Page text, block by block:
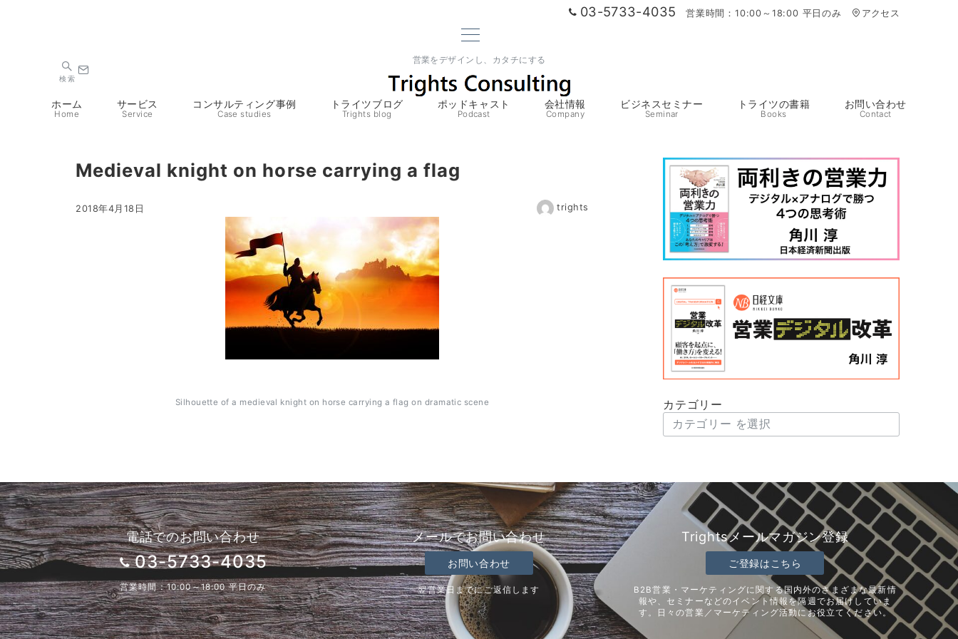
03-5733-4035 営業時間：10:00～18:00 平日のみ アクセス
営業をデザインし、カタチにする
検索
ホーム
Home
サービス
Service
コンサルティング事例
Case studies
トライツブログ
Trights blog
ポッドキャスト
Podcast
会社情報
Company
ビジネスセミナー
Seminar
トライツの書籍
Books
お問い合わせ
Contact
Medieval knight on horse carrying a flag
2018年4月18日 trights
Silhouette of a medieval knight on horse carrying a flag on dramatic scene カテゴリー
電話でのお問い合わせ
03-5733-4035
営業時間：10:00～18:00 平日のみ
メールでお問い合わせ
お問い合わせ
翌営業日までにご返信します
Trightsメールマガジン登録
ご登録はこちら
B2B営業・マーケティングに関する国内外のさまざまな最新情
報や、セミナーなどのイベント情報を隔週でお届けしていま
す。日々の営業／マーケティング活動にお役立てください。